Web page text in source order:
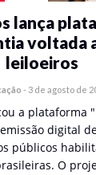
lança
voltada
leiloeiros
- 3 de agosto de
a plataforma
digital
públicos
O